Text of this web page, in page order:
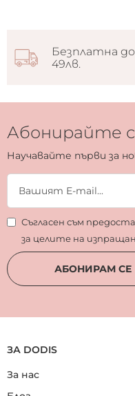
Безплатна
49лв.
Абонирайте
Научавайте първи за
Съгласен съм
за целите на
АБОНИРАМ СЕ
ЗА DODIS
За нас